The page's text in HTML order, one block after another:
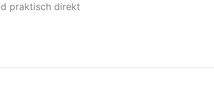
praktisch direkt